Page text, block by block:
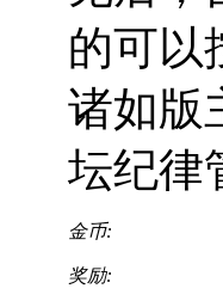
的可以
诸如版
坛纪律
金币:
奖励: